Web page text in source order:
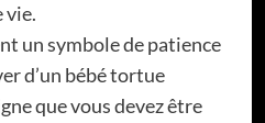
vie.
un symbole de patience
d’un bébé tortue
que vous devez être